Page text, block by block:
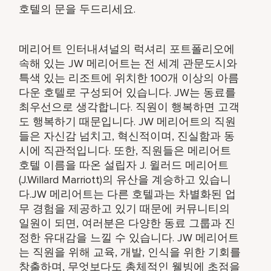
호텔의 문을 두드리세요.
메리어트 인터내셔널의 럭셔리 포트폴리오에
속해 있는 JW 메리어트는 전 세계 관문도시와
특색 있는 리조트에 위치한 100개 이상의 아름
다운 호텔로 구성되어 있습니다. JW는 동료를
최우선으로 생각합니다. 직원이 행복하면 고객
도 행복하기 때문입니다. JW 메리어트의 직원
들은 자신감 넘치고, 혁신적이며, 진실함과 동
시에 직관적입니다. 또한, 직원들은 메리어트
호텔 이름을 따온 설립자 J. 윌러드 메리어트
(J.Willard Marriott)의 유산을 계승하고 있습니
다.JW 메리어트는 다른 호텔과는 차별화된 업
무 경험을 제공하고 있기 때문에 커뮤니티의
일원이 되면, 여러분은 다양한 동료 그룹과 진
정한 유대감을 느낄 수 있습니다. JW 메리어트
는 직원을 위해 교육, 개발, 인식을 위한 기회를
창출하며, 무엇보다도 총체적인 웰빙에 초점을